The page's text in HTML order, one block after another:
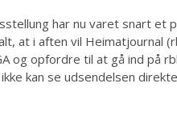
har nu varet snart et
at i aften vil Heimatjournal
og opfordre til at gå ind på
kan se udsendelsen